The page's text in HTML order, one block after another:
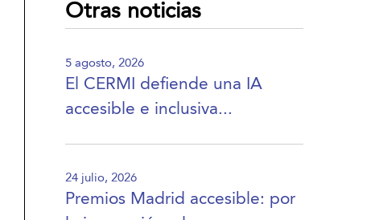
Otras noticias
5 agosto, 2026
El CERMI defiende una IA
accesible e inclusiva...
24 julio, 2026
Premios Madrid accesible: por